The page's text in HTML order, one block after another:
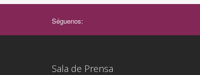
Séguenos:
Sala de Prensa